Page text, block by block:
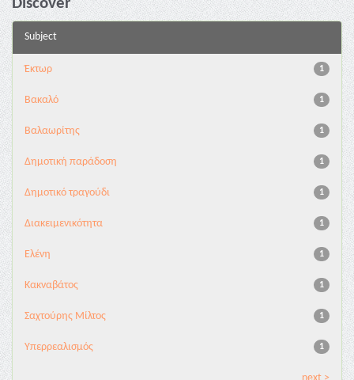
Discover
Subject
1
Έκτωρ
1
Βακαλό
1
Βαλαωρίτης
1
Δημοτική παράδοση
1
Δημοτικό τραγούδι
1
Διακειμενικότητα
1
Ελένη
1
Κακναβάτος
1
Σαχτούρης Μίλτος
1
Υπερρεαλισμός